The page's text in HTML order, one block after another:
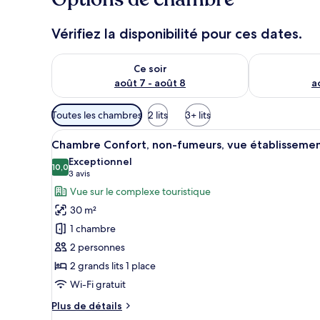
x
é
a
Vérifiez la disponibilité pour ces dates.
Ce soir
août 7 - août 8
Vérifier la disponibilité pour ce soir août 7 - août 8
Vérifier la
Filtres
disponibles
pour
les
chambres
Toutes les chambres 2 lits 3+ lits
Afficher
toutes
les
photos
pour
ce
type
de
chambre :
Chambre
Confort,
Une chambre d’hôtel avec
5
Chambre Confort, non-fumeurs, vue
10,010,0 sur 10
Exceptionnel
3 avis
(3 avis)
Vue sur le complexe touristique
30 m²
1 chambre
2 personnes
2 grands lits 1 place
Wi-Fi gratuit
Plus de détails
Plus